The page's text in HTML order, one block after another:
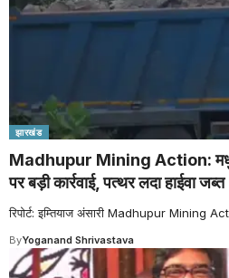
झारखंड
Madhupur Mining Action:
पर बड़ी कार्रवाई, पत्थर लदा हाईवा जब्त
रिपोर्ट: इम्तियाज अंसारी Madhupur Mining
ByYoganand Shrivastava